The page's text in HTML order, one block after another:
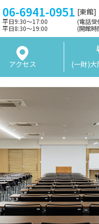
06-6941-0951
平日9:30〜17:00
平日8:30〜19:00
[東館]
(電話受
(開館時
アクセス (一財)